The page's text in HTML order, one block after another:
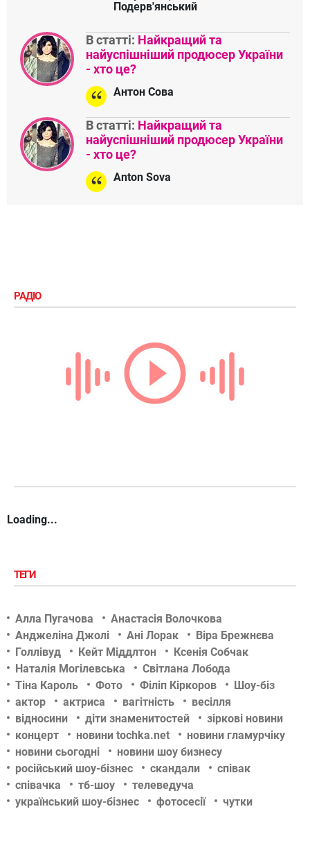
Подерв'янський
В статті: Найкращий та
найуспішніший продюсер України
- хто це?
Антон Сова
В статті: Найкращий та
найуспішніший продюсер України
- хто це?
Anton Sova
РАДІО
Loading...
ТЕГИ
Алла Пугачова
Анастасія Волочкова
Анджеліна Джолі
Ані Лорак
Віра Брежнєва
Голлівуд
Кейт Міддлтон
Ксенія Собчак
Наталія Могілевська
Світлана Лобода
Тіна Кароль
Фото Філіп Кіркоров
Шоу-біз
актор
актриса вагітність
весілля
відносини
діти знаменитостей
зіркові новини
концерт
новини tochka.net
новини гламурчіку
новини сьогодні
новини шоу бизнесу
російський шоу-бізнес
скандали
співак
співачка
тб-шоу
телеведуча
український шоу-бізнес
фотосесії чутки